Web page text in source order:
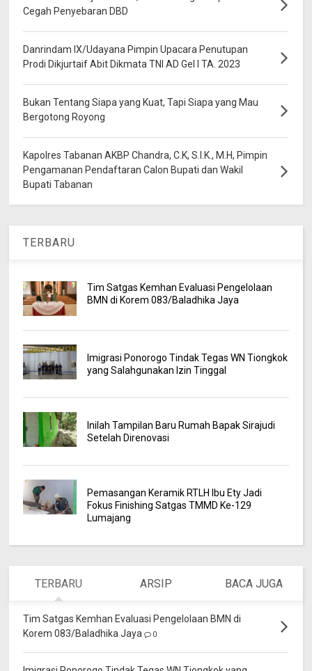
Cegah Penyebaran DBD
Danrindam IX/Udayana Pimpin Upacara Penutupan
Prodi Dikjurtaif Abit Dikmata TNI AD Gel I TA. 2023
Bukan Tentang Siapa yang Kuat, Tapi Siapa yang Mau
Bergotong Royong
Kapolres Tabanan AKBP Chandra, C.K, S.I.K., M.H, Pimpin
Pengamanan Pendaftaran Calon Bupati dan Wakil
Bupati Tabanan
TERBARU
Tim Satgas Kemhan Evaluasi Pengelolaan
BMN di Korem 083/Baladhika Jaya
Imigrasi Ponorogo Tindak Tegas WN Tiongkok
yang Salahgunakan Izin Tinggal
Inilah Tampilan Baru Rumah Bapak Sirajudi
Setelah Direnovasi
Pemasangan Keramik RTLH Ibu Ety Jadi
Fokus Finishing Satgas TMMD Ke-129
Lumajang
TERBARU ARSIP BACA JUGA
Tim Satgas Kemhan Evaluasi Pengelolaan BMN di
Korem 083/Baladhika Jaya
0